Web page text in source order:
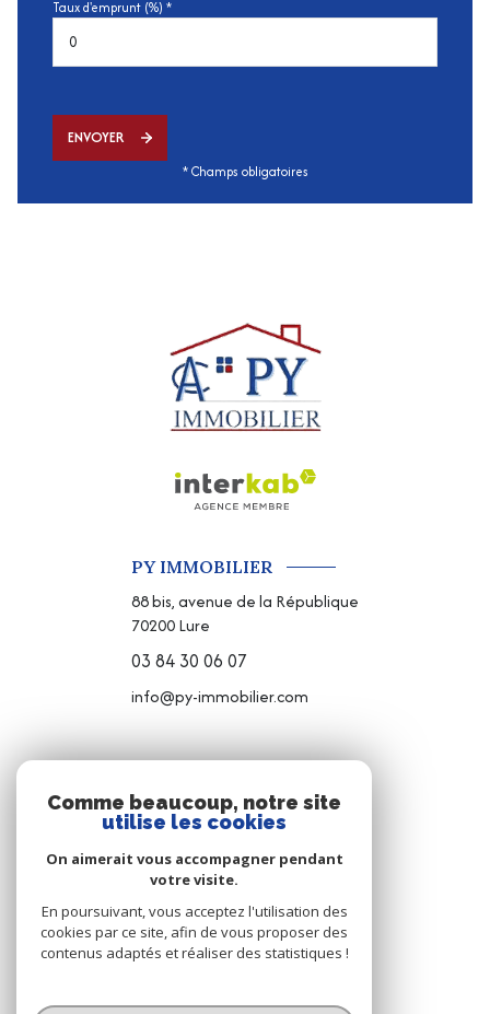
Taux d'emprunt (%) *
ENVOYER
* Champs obligatoires
PY IMMOBILIER
88 bis, avenue de la République
70200Lure
03 84 30 06 07
info@py-immobilier.com
NOUS SUIVRE
© 2026 | Tous droits réservés
Comme beaucoup, notre site
utilise les cookies
On aimerait vous accompagner pendant
votre visite.
En poursuivant, vous acceptez l'utilisation des
cookies par ce site, afin de vous proposer des
contenus adaptés et réaliser des statistiques !